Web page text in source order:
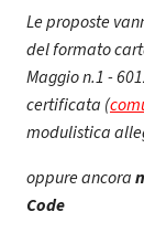
Le proposte
del formato
Maggio n.1 -
certificata (
modulistica
oppure ancora
Code